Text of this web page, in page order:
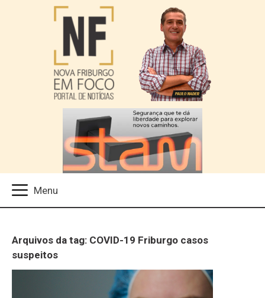
Arquivos da tag: COVID-19 Friburgo casos
suspeitos